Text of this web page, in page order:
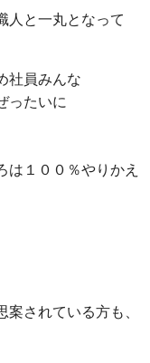
人と一丸となって
社員みんな
ったいに
は１００％やりかえ
案されている方も、